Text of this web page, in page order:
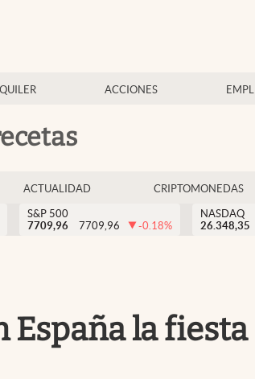
ACCIONES
ACTUALIDAD CRIPTOMONEDAS
S&P 500
7709,96
7709,96 -0.18%
NASDAQ
26.348,35
la